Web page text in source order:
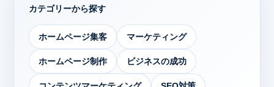
カテゴリーから探す
ホームページ集客 マーケティング
ホームページ制作 ビジネスの成功